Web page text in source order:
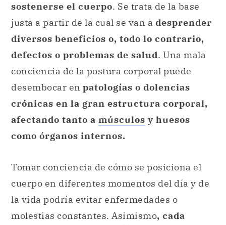
sostenerse el cuerpo. Se trata de la base
justa a partir de la cual se van a desprender
diversos beneficios o, todo lo contrario,
defectos o problemas de salud. Una mala
conciencia de la postura corporal puede
desembocar en patologías o dolencias
crónicas en la gran estructura corporal,
afectando tanto a músculos y huesos
como órganos internos.
Tomar conciencia de cómo se posiciona el
cuerpo en diferentes momentos del día y de
la vida podría evitar enfermedades o
molestias constantes. Asimismo, cada